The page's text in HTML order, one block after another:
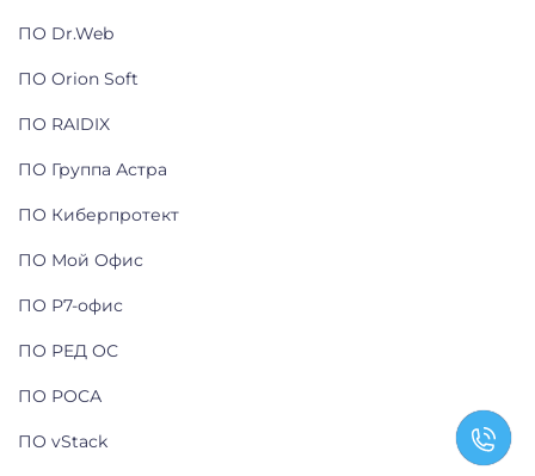
ПО Dr.Web
ПО Orion Soft
ПО RAIDIX
ПО Группа Астра
ПО Киберпротект
ПО Мой Офис
ПО Р7-офис
ПО РЕД ОС
ПО РОСА
ПО vStack